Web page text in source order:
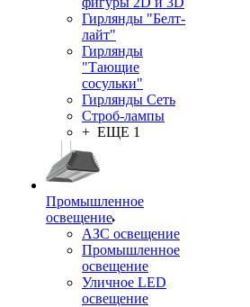
Гирлянды "Белт-
лайт"
Гирлянды
"Тающие
сосульки"
Гирлянды Сеть
Строб-лампы
+ ЕЩЕ 1
Промышленное
освещение
АЗС освещение
Промышленное
освещение
Уличное LED
освещение